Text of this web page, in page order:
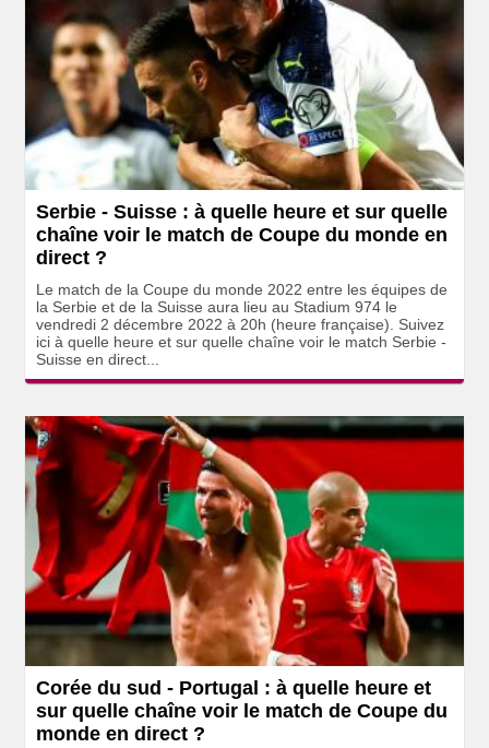
Serbie - Suisse : à quelle heure et sur quelle
chaîne voir le match de Coupe du monde en
direct ?
Le match de la Coupe du monde 2022 entre les équipes de
la Serbie et de la Suisse aura lieu au Stadium 974 le
vendredi 2 décembre 2022 à 20h (heure française). Suivez
ici à quelle heure et sur quelle chaîne voir le match Serbie -
Suisse en direct...
Corée du sud - Portugal : à quelle heure et
sur quelle chaîne voir le match de Coupe du
monde en direct ?